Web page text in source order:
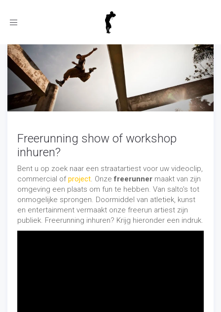
Toggle
Freerunning show of workshop
inhuren?
Bent u op zoek naar een straatartiest voor uw videoclip,
commercial ofproject. Onzefreerunner maakt van zijn
omgeving een plaats om fun te hebben. Van salto's tot
onmogelijke sprongen. Doormiddel van atletiek, kunst
en entertainment vermaakt onze freerun artiest zijn
publiek. Freerunning inhuren? Krijg hieronder een indruk.